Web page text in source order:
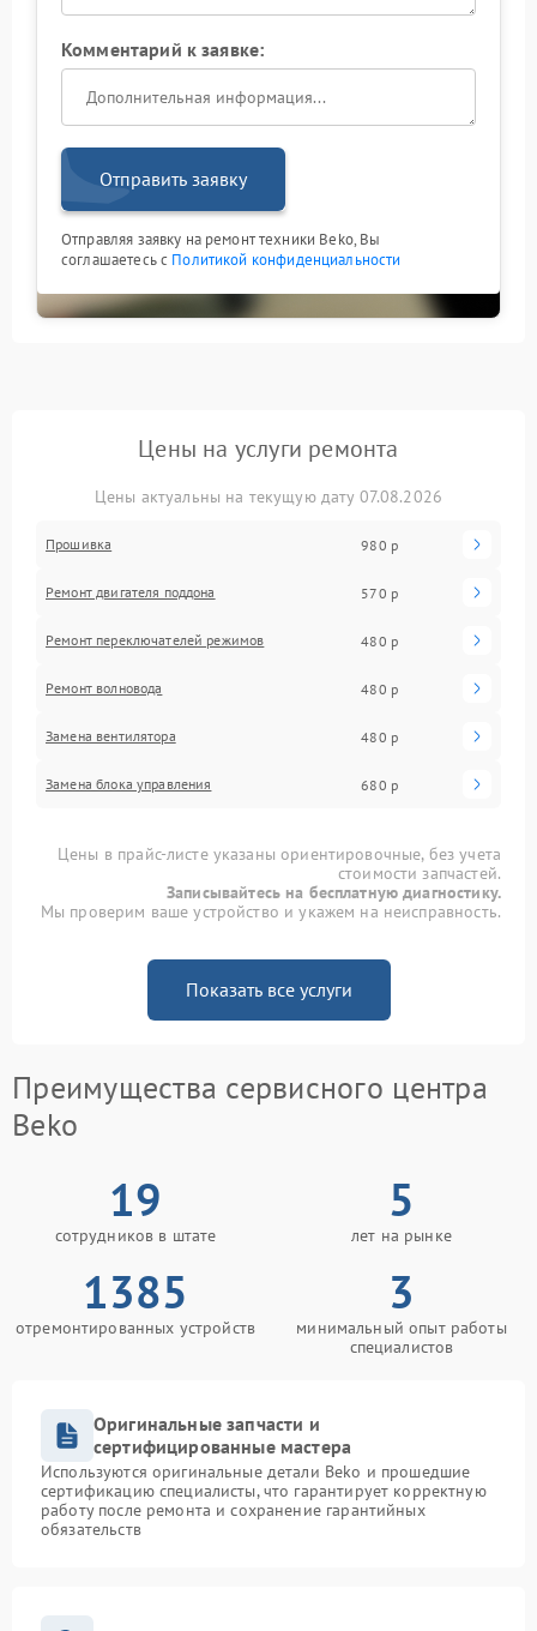
Комментарий к заявке:
Отправить заявку
Отправляя заявку на ремонт техники Beko, Вы
соглашаетесь с Политикой конфиденциальности
Цены на услуги ремонта
Цены актуальны на текущую дату 07.08.2026
Прошивка 980 р
Ремонт двигателя поддона 570 р
Ремонт переключателей режимов 480 р
Ремонт волновода 480 р
Замена вентилятора 480 р
Замена блока управления 680 р
Цены в прайс-листе указаны ориентировочные, без учета
стоимости запчастей.
Записывайтесь на бесплатную диагностику.
Мы проверим ваше устройство и укажем на неисправность.
Показать все услуги
Преимущества сервисного центра
Beko
19
сотрудников в штате
5
лет на рынке
1385
отремонтированных устройств
3
минимальный опыт работы
специалистов
Оригинальные запчасти и
сертифицированные мастера
Используются оригинальные детали Beko и прошедшие
сертификацию специалисты, что гарантирует корректную
работу после ремонта и сохранение гарантийных
обязательств